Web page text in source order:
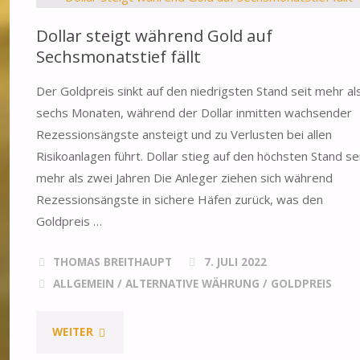
Dollar steigt während Gold auf
Sechsmonatstief fällt
Der Goldpreis sinkt auf den niedrigsten Stand seit mehr
sechs Monaten, während der Dollar inmitten wachsender
Rezessionsängste ansteigt und zu Verlusten bei allen
Risikoanlagen führt. Dollar stieg auf den höchsten Stand
mehr als zwei Jahren Die Anleger ziehen sich während
Rezessionsängste in sichere Häfen zurück, was den
Goldpreis …
THOMAS BREITHAUPT
7. JULI 2022
ALLGEMEIN /ALTERNATIVE WÄHRUNG / GOLDPREIS
WEITER"DOLLAR